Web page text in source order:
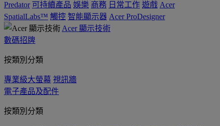
Predator 可持續產品 娛樂 商務 日常工作 遊戲 Acer
SpatialLabs™ 觸控 智能顯示器 Acer ProDesigner
Acer 顯示技術
數碼招牌
按類別分類
專業級大螢幕 視訊牆
電子產品及配件
按類別分類